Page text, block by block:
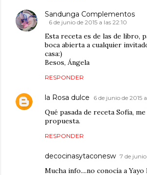
Sandunga Complementos
6 de junio de 2015 a las 22:10
Esta receta es de las de libro,
boca abierta a cualquier
casa:)
Besos, Ángela
RESPONDER
la Rosa dulce 6 de junio de 2015
Qué pasada de receta Sofía,
propuesta.
RESPONDER
decocinasytaconesw 7 de junio
Mucha info....no conocía a